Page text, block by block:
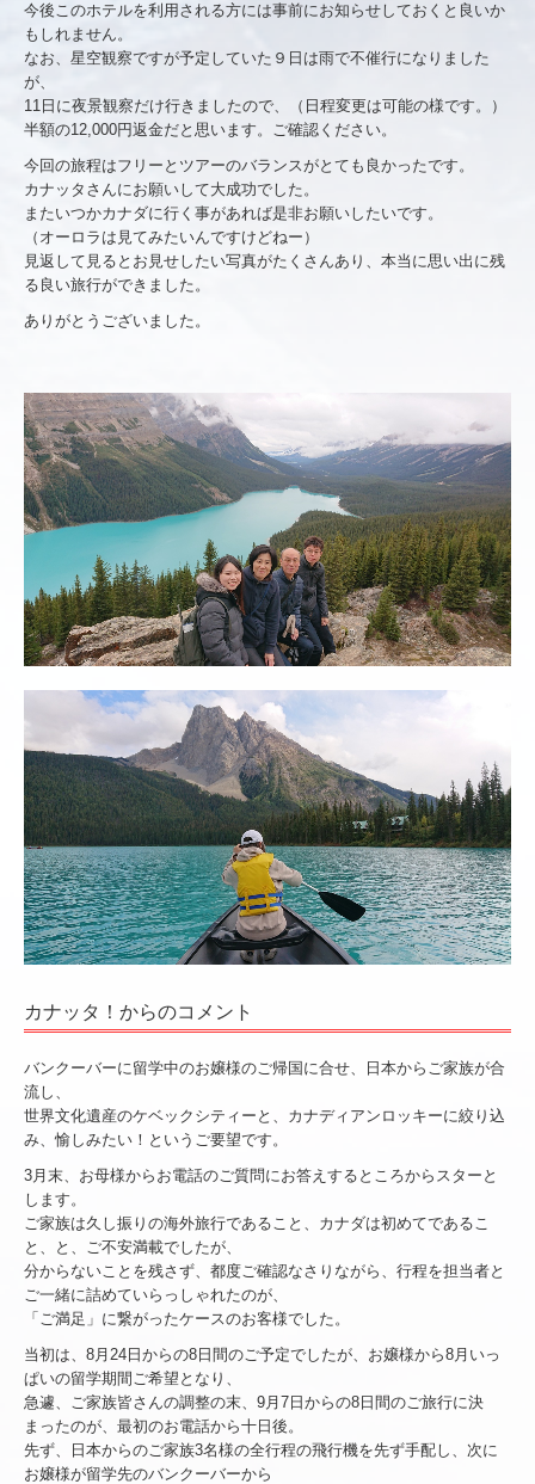
今後このホテルを利用される方には事前にお知らせしておくと良いか
もしれません。
なお、星空観察ですが予定していた９日は雨で不催行になりました
が、
11日に夜景観察だけ行きましたので、（日程変更は可能の様です。）
半額の12,000円返金だと思います。ご確認ください。
今回の旅程はフリーとツアーのバランスがとても良かったです。
カナッタさんにお願いして大成功でした。
またいつかカナダに行く事があれば是非お願いしたいです。
（オーロラは見てみたいんですけどねー）
見返して見るとお見せしたい写真がたくさんあり、本当に思い出に残
る良い旅行ができました。
ありがとうございました。
カナッタ！からのコメント
バンクーバーに留学中のお嬢様のご帰国に合せ、日本からご家族が合
流し、
世界文化遺産のケベックシティーと、カナディアンロッキーに絞り込
み、愉しみたい！というご要望です。
3月末、お母様からお電話のご質問にお答えするところからスターと
します。
ご家族は久し振りの海外旅行であること、カナダは初めてであるこ
と、と、ご不安満載でしたが、
分からないことを残さず、都度ご確認なさりながら、行程を担当者と
ご一緒に詰めていらっしゃれたのが、
「ご満足」に繋がったケースのお客様でした。
当初は、8月24日からの8日間のご予定でしたが、お嬢様から8月いっ
ぱいの留学期間ご希望となり、
急遽、ご家族皆さんの調整の末、9月7日からの8日間のご旅行に決
まったのが、最初のお電話から十日後。
先ず、日本からのご家族3名様の全行程の飛行機を先ず手配し、次に
お嬢様が留学先のバンクーバーから